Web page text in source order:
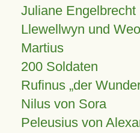
Juliane Engelbrecht
Llewellwyn und
Martius
200 Soldaten
Rufinus „der
Nilus von Sora
Peleusius von